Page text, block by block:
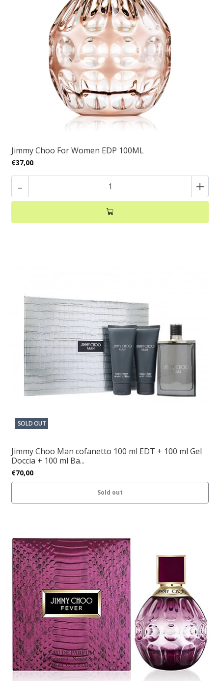
Jimmy Choo For Women EDP 100ML
€37,00
- +
SOLD OUT
Jimmy Choo Man cofanetto 100 ml EDT + 100 ml Gel
Doccia + 100 ml Ba...
€70,00
Sold out